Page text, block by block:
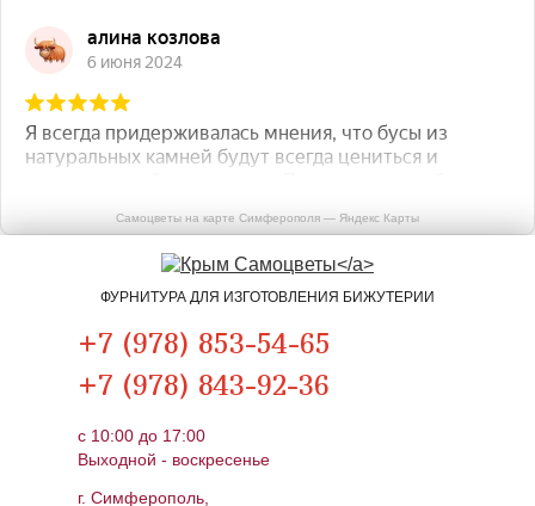
Самоцветы на карте Симферополя — Яндекс Карты
ФУРНИТУРА ДЛЯ ИЗГОТОВЛЕНИЯ БИЖУТЕРИИ
+7 (978) 853-54-65
+7 (978) 843-92-36
c 10:00 до 17:00
Выходной - воскресенье
г. Симферополь,